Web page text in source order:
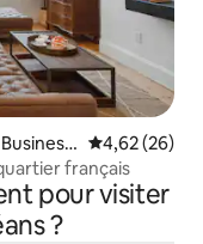
Évaluation
4,62 (26)
français
pour visiter
?